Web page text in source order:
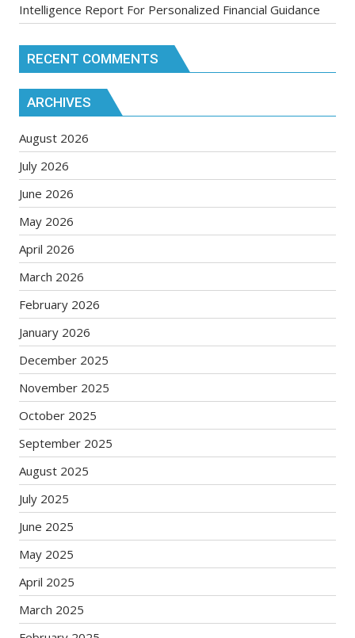
Intelligence Report For Personalized Financial Guidance
RECENT COMMENTS
ARCHIVES
August 2026
July 2026
June 2026
May 2026
April 2026
March 2026
February 2026
January 2026
December 2025
November 2025
October 2025
September 2025
August 2025
July 2025
June 2025
May 2025
April 2025
March 2025